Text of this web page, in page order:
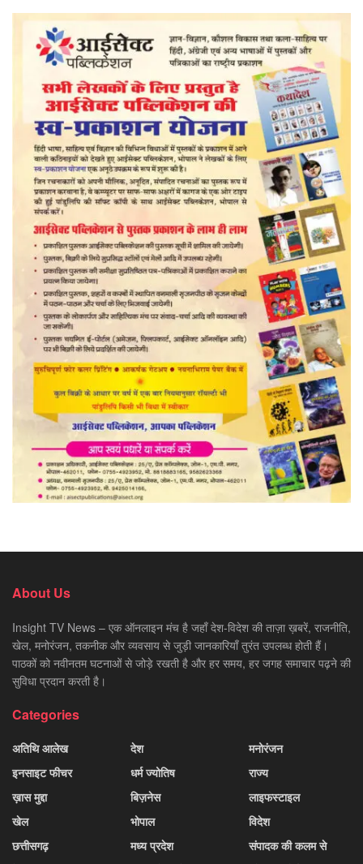
About Us
Insight TV News – एक ऑनलाइन मंच है जहाँ देश-विदेश की ताज़ा ख़बरें, राजनीति,
खेल, मनोरंजन, तकनीक और व्यवसाय से जुड़ी जानकारियाँ तुरंत उपलब्ध होती हैं।
पाठकों को नवीनतम घटनाओं से जोड़े रखती है और हर समय, हर जगह समाचार पढ़ने की
सुविधा प्रदान करती है।
Categories
अतिथि आलेख
इनसाइट फीचर
ख़ास मुद्दा
खेल
छत्तीसगढ़
देश
धर्म ज्योतिष
बिज़नेस
भोपाल
मध्य प्रदेश
मनोरंजन
राज्य
लाइफस्टाइल
विदेश
संपादक की कलम से